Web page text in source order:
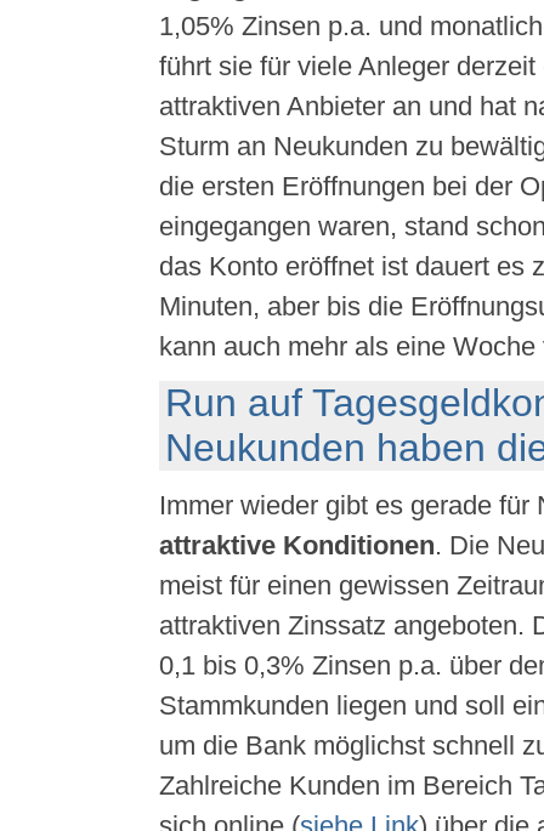
1,05% Zinsen p.a. und
führt sie für viele Anleger
attraktiven Anbieter an und hat
Sturm an Neukunden zu
die ersten Eröffnungen bei der
eingegangen waren, stand
das Konto eröffnet ist dauert es
Minuten, aber bis die
kann auch mehr als eine Woche
Run auf
Neukunden haben
Immer wieder gibt es gerade für
attraktive Konditionen. Die
meist für einen gewissen
attraktiven Zinssatz angeboten.
0,1 bis 0,3% Zinsen p.a. über
Stammkunden liegen und soll
um die Bank möglichst schnell
Zahlreiche Kunden im Bereich